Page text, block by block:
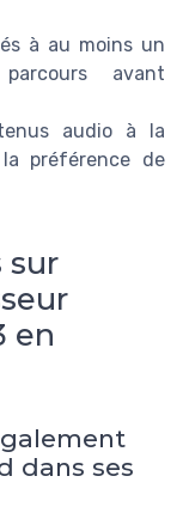
à au moins un
avant
audio à la
préférence de
sur
en
dans ses